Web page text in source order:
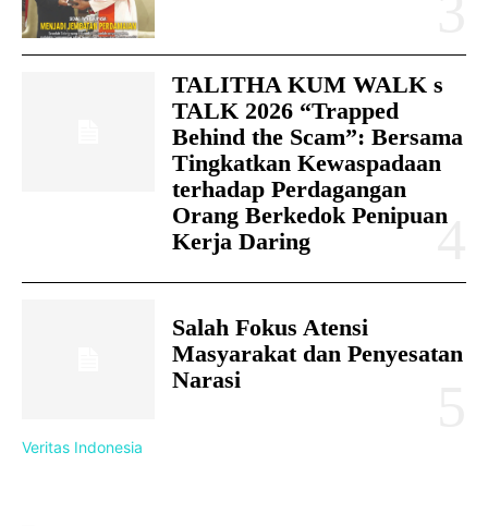
TALITHA KUM WALK s
TALK 2026 “Trapped
Behind the Scam”: Bersama
Tingkatkan Kewaspadaan
terhadap Perdagangan
Orang Berkedok Penipuan
Kerja Daring
Salah Fokus Atensi
Masyarakat dan Penyesatan
Narasi
Veritas Indonesia